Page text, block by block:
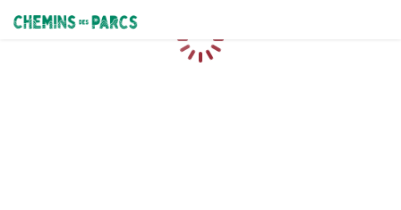
Chemins des Parcs
Chargement